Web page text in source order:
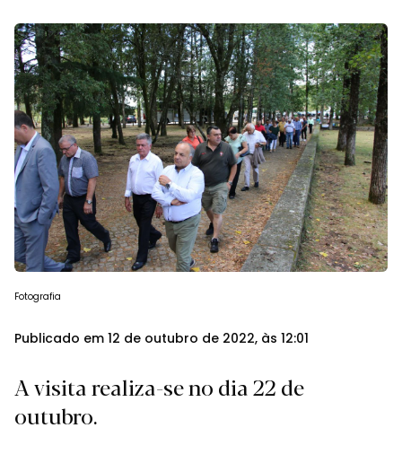
Fotografia
Publicado em 12 de outubro de 2022, às 12:01
A visita realiza-se no dia 22 de
outubro.